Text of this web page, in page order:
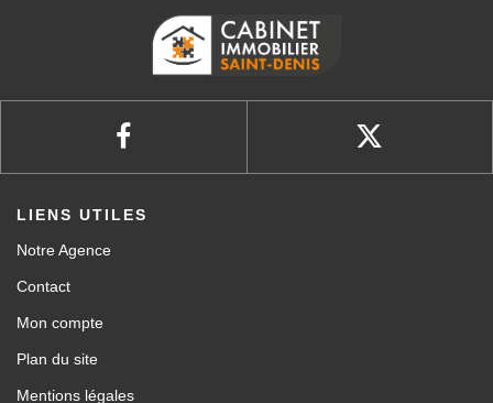
LIENS UTILES
Notre Agence
Contact
Mon compte
Plan du site
Mentions légales